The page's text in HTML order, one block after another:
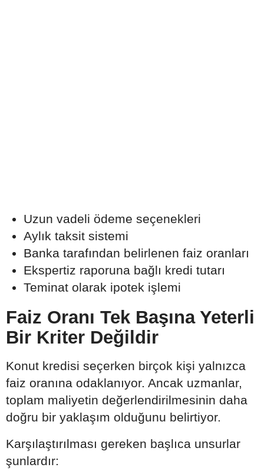
Uzun vadeli ödeme seçenekleri
Aylık taksit sistemi
Banka tarafından belirlenen faiz oranları
Ekspertiz raporuna bağlı kredi tutarı
Teminat olarak ipotek işlemi
Faiz Oranı Tek Başına Yeterli
Bir Kriter Değildir
Konut kredisi seçerken birçok kişi yalnızca
faiz oranına odaklanıyor. Ancak uzmanlar,
toplam maliyetin değerlendirilmesinin daha
doğru bir yaklaşım olduğunu belirtiyor.
Karşılaştırılması gereken başlıca unsurlar
şunlardır: